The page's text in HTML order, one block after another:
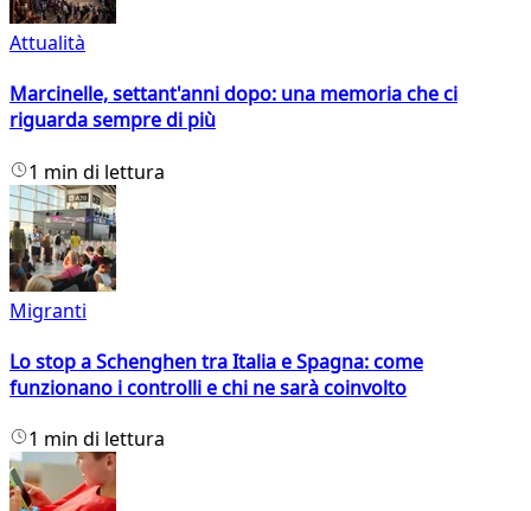
Attualità
Marcinelle, settant'anni dopo: una memoria che ci
riguarda sempre di più
1 min di lettura
Migranti
Lo stop a Schenghen tra Italia e Spagna: come
funzionano i controlli e chi ne sarà coinvolto
1 min di lettura